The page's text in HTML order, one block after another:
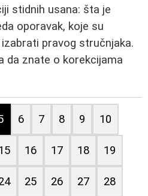
stidnih usana: šta je
oporavak, koje su
pravog stručnjaka.
da znate o korekcijama
6 7 8 9 10
16 17 18 19
25 26 27 28